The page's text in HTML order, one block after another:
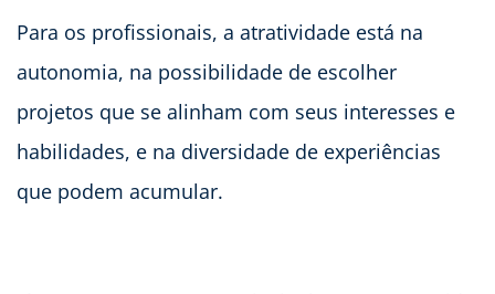
Para os profissionais, a atratividade está na
autonomia, na possibilidade de escolher
projetos que se alinham com seus interesses e
habilidades, e na diversidade de experiências
que podem acumular.